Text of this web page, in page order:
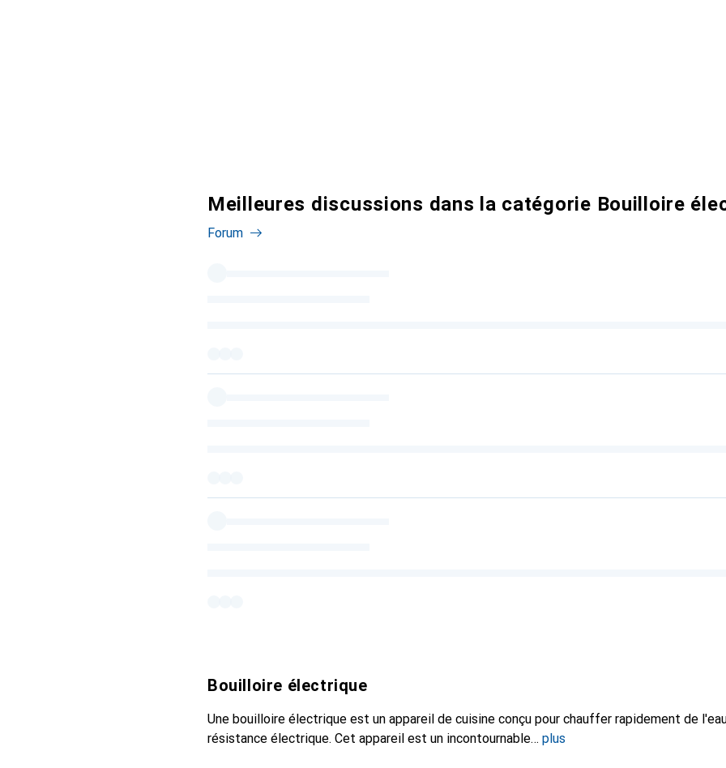
Meilleures discussions dans la catégorie Bouilloire
Forum
Bouilloire électrique
Une bouilloire électrique est un appareil de cuisine conçu pour chauffer rapidement de
résistance électrique. Cet appareil est un incontournable
plus